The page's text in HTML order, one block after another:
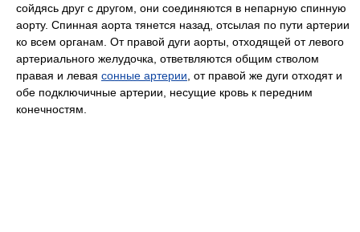
сойдясь друг с другом, они соединяются в непарную спинную
аорту. Спинная аорта тянется назад, отсылая по пути артерии
ко всем органам. От правой дуги аорты, отходящей от левого
артериального желудочка, ответвляются общим стволом
правая и левая сонные артерии , от правой же дуги отходят и
обе подключичные артерии, несущие кровь к передним
конечностям.